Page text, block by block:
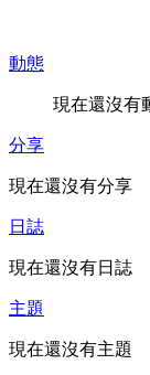
動態
現在還沒有
分享
現在還沒有分享
日誌
現在還沒有日誌
主題
現在還沒有主題